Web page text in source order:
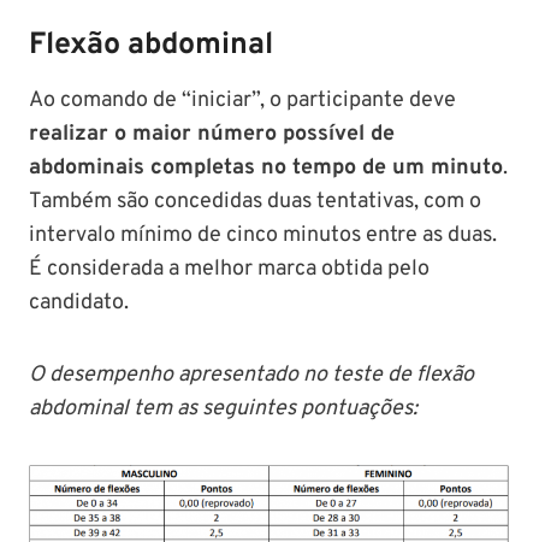
Flexão abdominal
Ao comando de “iniciar”, o participante deve
realizar o maior número possível de
abdominais completas no tempo de um minuto.
Também são concedidas duas tentativas, com o
intervalo mínimo de cinco minutos entre as duas.
É considerada a melhor marca obtida pelo
candidato.
O desempenho apresentado no teste de flexão
abdominal tem as seguintes pontuações: